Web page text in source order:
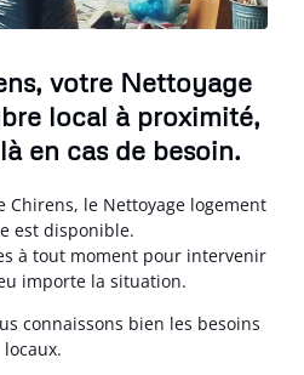
votre Nettoyage
local à proximité,
en cas de besoin.
Chirens, le Nettoyage logement
est disponible.
à tout moment pour intervenir
importe la situation.
connaissons bien les besoins
locaux.